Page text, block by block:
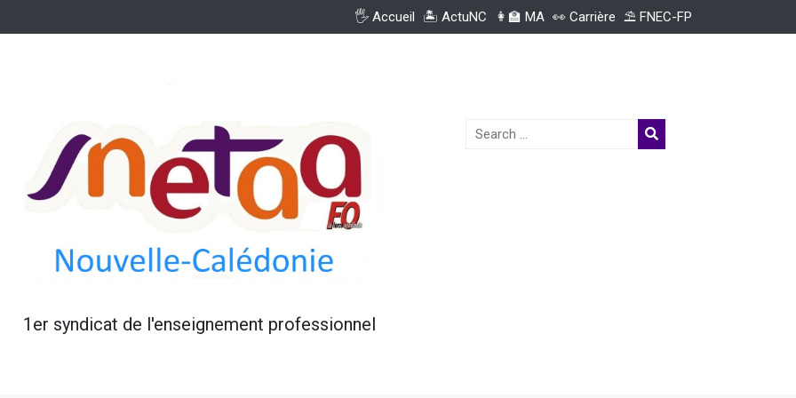
🖐️ Accueil 🏝️ ActuNC 👩‍🏫 MA 👀 Carrière ⛱️ FNEC-FP
1er syndicat de l'enseignement professionnel
Search